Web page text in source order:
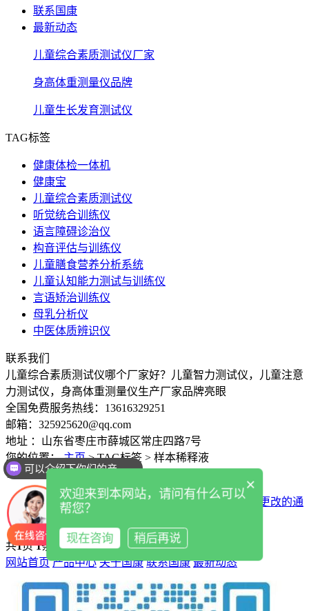
联系国康
最新动态
儿童综合素质测试仪厂家
身高体重测量仪品牌
儿童生长发育测试仪
TAG标签
健康体检一体机
健康宝
儿童综合素质测试仪
听觉统合训练仪
语言障碍诊治仪
构音评估与训练仪
儿童膳食营养分析系统
儿童认知能力测试与训练仪
言语矫治训练仪
母乳分析仪
中医体质辨识仪
联系我们
儿童综合素质测试仪哪个厂家好？儿童智力测试仪，儿童注意
力测试仪，身高体重测量仪生产厂家品牌亮眼
全国免费服务热线：13616329251
邮箱：325925620@qq.com
地址 ：山东省枣庄市薛城区常庄四路7号
您的位置： 主页>TAG标签 > 样本稀释液
TAG标签
2023-04-23关于“样本稀释液中镀膜液产品装量”更改的通
知
共1页1条
网站首页 产品中心 关于国康 联系国康 最新动态
可以介绍下你们的产品么
×
欢迎来到本网站，请问有什么可以
帮您？
现在咨询 稍后再说